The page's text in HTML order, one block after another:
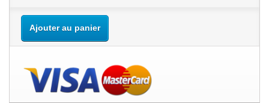
Ajouter au panier